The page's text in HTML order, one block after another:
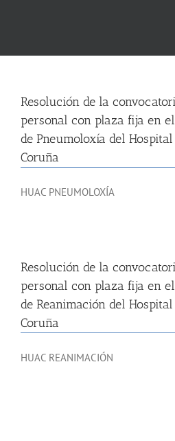
Resolución de la
personal con plaza fija en
de Pneumoloxía del
Coruña
HUAC PNEUMOLOXÍA
Resolución de la
personal con plaza fija en
de Reanimación del
Coruña
HUAC REANIMACIÓN